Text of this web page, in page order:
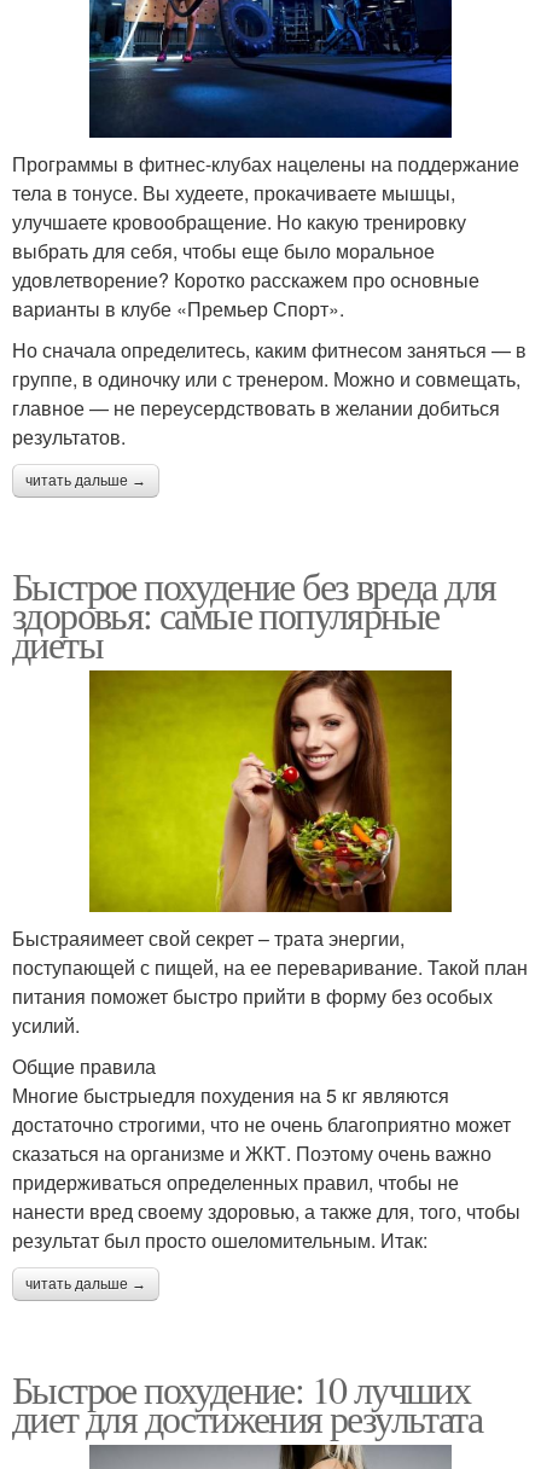
Программы в фитнес-клубах нацелены на поддержание
тела в тонусе. Вы худеете, прокачиваете мышцы,
улучшаете кровообращение. Но какую тренировку
выбрать для себя, чтобы еще было моральное
удовлетворение? Коротко расскажем про основные
варианты в клубе «Премьер Спорт».
Но сначала определитесь, каким фитнесом заняться — в
группе, в одиночку или с тренером. Можно и совмещать,
главное — не переусердствовать в желании добиться
результатов.
читать дальше →
Быстрое похудение без вреда для
здоровья: самые популярные
диеты
Быстраяимеет свой секрет – трата энергии,
поступающей с пищей, на ее переваривание. Такой план
питания поможет быстро прийти в форму без особых
усилий.
Общие правила
Многие быстрыедля похудения на 5 кг являются
достаточно строгими, что не очень благоприятно может
сказаться на организме и ЖКТ. Поэтому очень важно
придерживаться определенных правил, чтобы не
нанести вред своему здоровью, а также для, того, чтобы
результат был просто ошеломительным. Итак:
читать дальше →
Быстрое похудение: 10 лучших
диет для достижения результата